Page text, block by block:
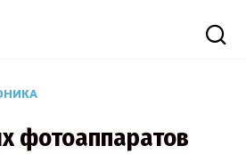
фотоаппаратов